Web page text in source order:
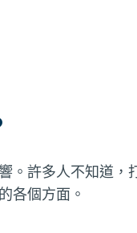
。許多人不知道，
各個方面。